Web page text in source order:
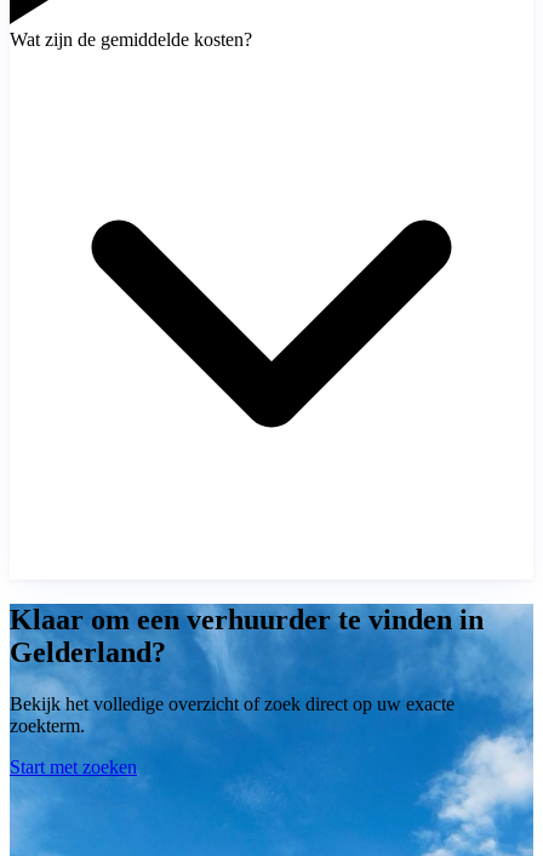
Wat zijn de gemiddelde kosten?
Klaar om een verhuurder te vinden in
Gelderland?
Bekijk het volledige overzicht of zoek direct op uw exacte
zoekterm.
Start met zoeken